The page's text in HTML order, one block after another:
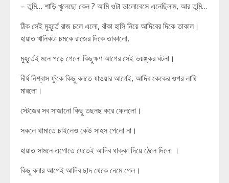
– তুমি… শাড়ি খুলেছো কেন ? আমি ওটা ভালোবেসে এনেছিলাম, আর তুমি…
ঠিক সেই মুহূর্তে রাজ চলে এলো, বাঁকা হাসি নিয়ে আদিবের দিকে তাকাল।
হায়াত খানিকটা চমকে রাজের দিকে তাকালো,
মুহূর্তেই মনে পড়ে গেলো কিছুক্ষণ আগের সেই ভয়ঙ্কর ঘটনা।
দীর্ঘ নিশ্বাস ফুঁকে কিছু বলতে যাওয়ার আগেই, আদিব কেকের ওপর লাথি
মারলো।
স্টেজের সব সাজানো কিছু তছনছ করে ফেললো।
সকলে থামাতে চাইলেও কেউ সাহস পেলো না।
হায়াত সামনে এগোতে যেতেই আদিব ধাক্কা দিয়ে ঠেলে দিলো ।
কিছু বলার আগেই আদিব ছাদ থেকে নেমে গেল।